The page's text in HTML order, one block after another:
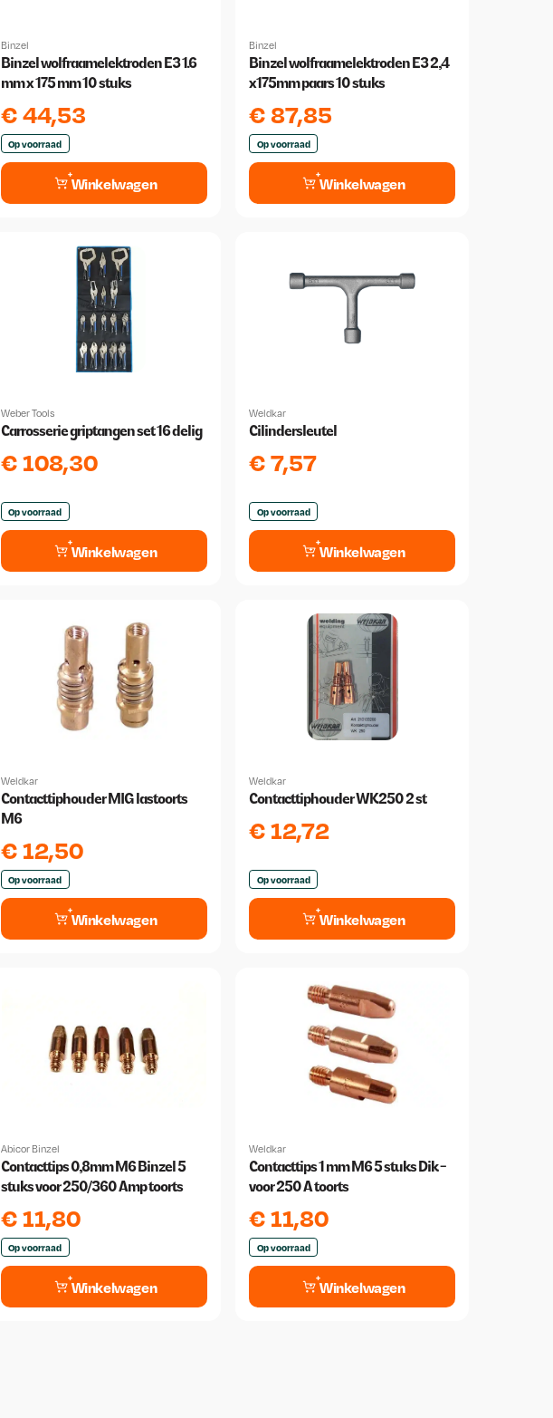
Binzel
Binzel wolfraamelektroden E3 1.6
mm x 175 mm 10 stuks
€44,53
Op voorraad
Winkelwagen
Binzel
Binzel wolfraamelektroden E3 2,4
x175mm paars 10 stuks
€87,85
Op voorraad
Winkelwagen
Weber Tools
Carrosserie griptangen set 16 delig
€108,30
Op voorraad
Winkelwagen
Weldkar
Cilindersleutel
€7,57
Op voorraad
Winkelwagen
Weldkar
Contacttiphouder MIG lastoorts
M6
€12,50
Op voorraad
Winkelwagen
Weldkar
Contacttiphouder WK250 2 st
€12,72
Op voorraad
Winkelwagen
Abicor Binzel
Contacttips 0,8mm M6 Binzel 5
stuks voor 250/360 Amp toorts
€11,80
Op voorraad
Winkelwagen
Weldkar
Contacttips 1 mm M6 5 stuks Dik -
voor 250 A toorts
€11,80
Op voorraad
Winkelwagen